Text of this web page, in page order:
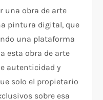
una obra de arte
pintura digital, que
una plataforma
esta obra de arte
autenticidad y
solo el propietario
sobre esa